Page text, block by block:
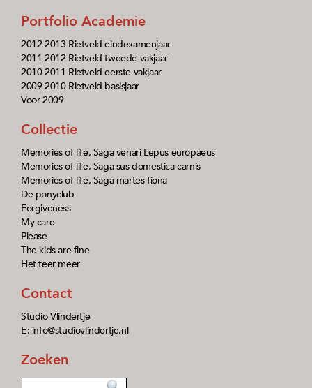
Portfolio Academie
2012-2013 Rietveld eindexamenjaar
2011-2012 Rietveld tweede vakjaar
2010-2011 Rietveld eerste vakjaar
2009-2010 Rietveld basisjaar
Voor 2009
Collectie
Memories of life, Saga venari Lepus europaeus
Memories of life, Saga sus domestica carnis
Memories of life, Saga martes fiona
De ponyclub
Forgiveness
My care
Please
The kids are fine
Het teer meer
Contact
Studio Vlindertje
E: info@studiovlindertje.nl
Zoeken